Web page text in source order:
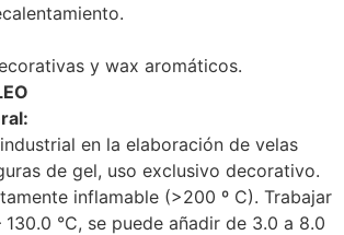
y wax aromáticos.
en la elaboración de velas
de gel, uso exclusivo decorativo.
inflamable (>200 º C). Trabajar
°C, se puede añadir de 3.0 a 8.0